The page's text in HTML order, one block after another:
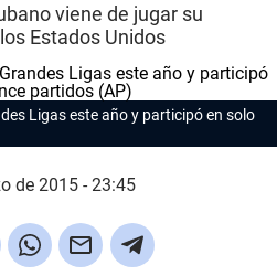
viene de jugar su
Estados Unidos
Ligas este año y participó en solo
de 2015 - 23:45